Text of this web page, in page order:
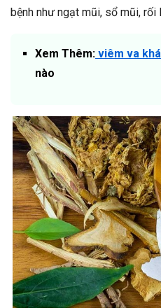
bệnh như ngạt mũi, sổ mũi, rối
Xem Thêm: viêm va
nào